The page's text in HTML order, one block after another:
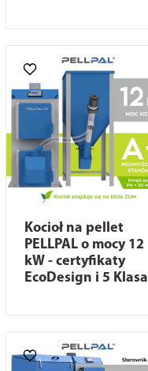
Kocioł na pellet
PELLPAL o mocy 12
kW - certyfikaty
EcoDesign i 5 Klasa